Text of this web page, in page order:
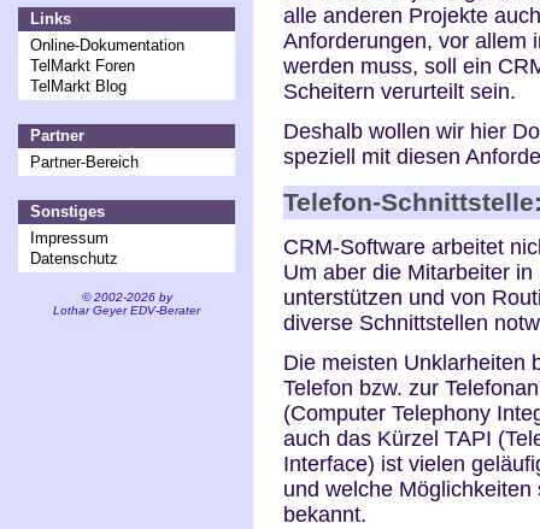
Links
Online-Dokumentation
TelMarkt Foren
TelMarkt Blog
Partner
Partner-Bereich
Sonstiges
Impressum
Datenschutz
© 2002-2026 by
Lothar Geyer EDV-Berater
alle anderen Projekte
Anforderungen, vor allem
werden muss, soll ein
Scheitern verurteilt sein.
Deshalb wollen wir hier
speziell mit diesen
Telefon-
CRM-Software arbeitet
Um aber die Mitarbeiter
unterstützen und von
diverse Schnittstellen
Die meisten Unklarheiten
Telefon bzw. zur
(Computer Telephony
auch das Kürzel TAPI
Interface) ist vielen
und welche
bekannt.